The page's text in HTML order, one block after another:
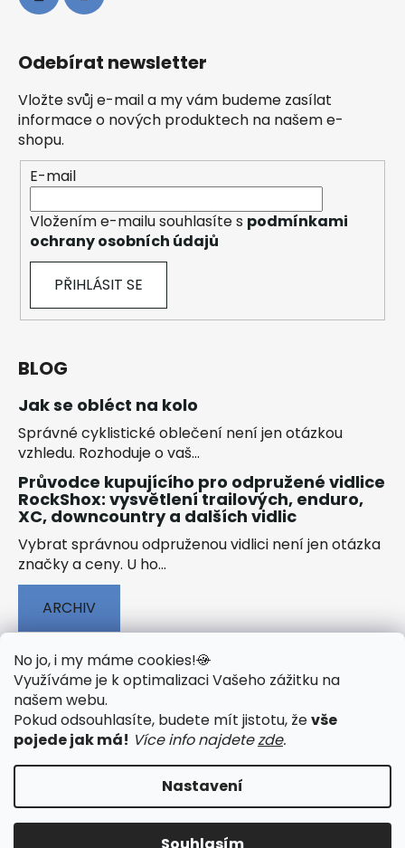
No jo, i my máme cookies!🍪
Využíváme je k optimalizaci Vašeho zážitku na
našem webu.
Pokud odsouhlasíte, budete mít jistotu, ževše
pojede jak má! Více info najdetezde.
Nastavení
Odebírat newsletter
Vložte svůj e-mail a my vám budeme zasílat
informace o nových produktech na našem e-
shopu.
E-mail
Vložením e-mailu souhlasíte s podmínkami
ochrany osobních údajů
PŘIHLÁSIT SE
BLOG
Jak se obléct na kolo
Správné cyklistické oblečení není jen otázkou
vzhledu. Rozhoduje o vaš...
Průvodce kupujícího pro odpružené vidlice
RockShox: vysvětlení trailových, enduro,
XC, downcountry a dalších vidlic
Vybrat správnou odpruženou vidlici není jen otázka
značky a ceny. U ho...
ARCHIV
🟢 TECHNOLOGIE
🟢 O ELEKTROKOLECH
🟢 NÁVODY KE STAŽENÍ
Vytvořil Shoptet&PekneWeby